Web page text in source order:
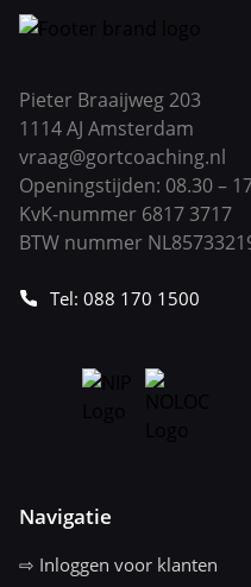
Pieter Braaijweg 203
1114 AJ Amsterdam
vraag@gortcoaching.nl
Openingstijden: 08.30 –
KvK-nummer 6817 3717
BTW nummer
Tel: 088 170 1500
Navigatie
⇨ Inloggen voor klanten